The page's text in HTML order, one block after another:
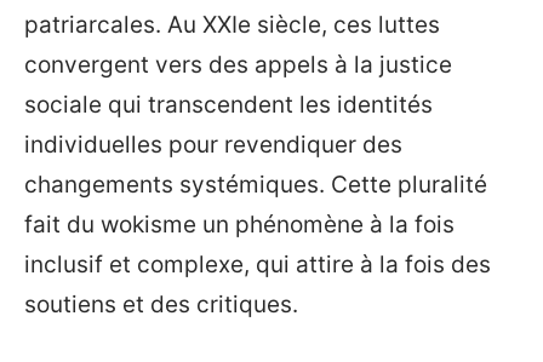
patriarcales. Au XXIe siècle, ces luttes
convergent vers des appels à la justice
sociale qui transcendent les identités
individuelles pour revendiquer des
changements systémiques. Cette pluralité
fait du wokisme un phénomène à la fois
inclusif et complexe, qui attire à la fois des
soutiens et des critiques.